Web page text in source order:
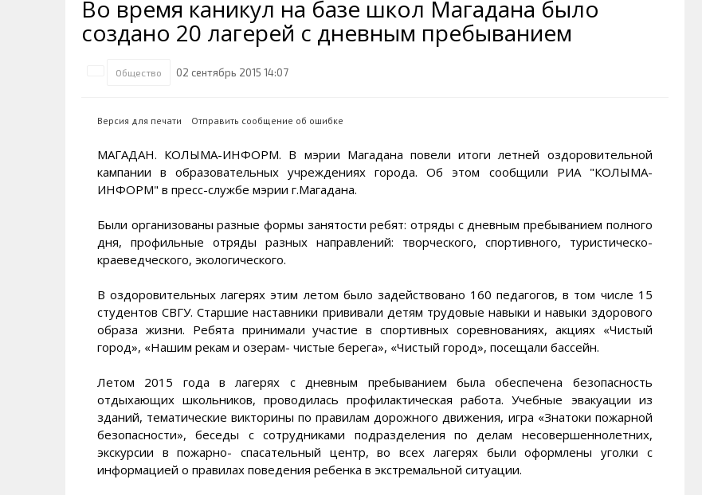
Транспортная инфраструктура
Их надо знать. Галерея славы
Колымы
Достопримечательности
Туристическик маршруты
Интерактивная карта
Песни о Колыме
Кинохроника Магадана
3D районы города
Губернатор
Наркоте нет
Аэропорт Магадан
Сельское хозяйство
Аварии ДТП
Кванториум
Визит
Горнолыжная школа
Алименты
УМВД
Косторезы Магадана
Магадан в Instagram
Во время каникул на базе школ Магадана было
создано 20 лагерей с дневным пребыванием
Общество 02 сентябрь 2015 14:07
Версия для печати Отправить сообщение об ошибке
МАГАДАН. КОЛЫМА-ИНФОРМ. В мэрии Магадана повели итоги летней оздоровительной
кампании в образовательных учреждениях города. Об этом сообщили РИА "КОЛЫМА-
ИНФОРМ" в пресс-службе мэрии г.Магадана.
Были организованы разные формы занятости ребят: отряды с дневным пребыванием полного
дня, профильные отряды разных направлений: творческого, спортивного, туристическо-
краеведческого, экологического.
В оздоровительных лагерях этим летом было задействовано 160 педагогов, в том числе 15
студентов СВГУ. Старшие наставники прививали детям трудовые навыки и навыки здорового
образа жизни. Ребята принимали участие в спортивных соревнованиях, акциях «Чистый
город», «Нашим рекам и озерам- чистые берега», «Чистый город», посещали бассейн.
Летом 2015 года в лагерях с дневным пребыванием была обеспечена безопасность
отдыхающих школьников, проводилась профилактическая работа. Учебные эвакуации из
зданий, тематические викторины по правилам дорожного движения, игра «Знатоки пожарной
безопасности», беседы с сотрудниками подразделения по делам несовершеннолетних,
экскурсии в пожарно- спасательный центр, во всех лагерях были оформлены уголки с
информацией о правилах поведения ребенка в экстремальной ситуации.